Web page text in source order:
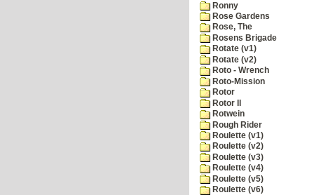
Ronny
Rose Gardens
Rose, The
Rosens Brigade
Rotate (v1)
Rotate (v2)
Roto - Wrench
Roto-Mission
Rotor
Rotor II
Rotwein
Rough Rider
Roulette (v1)
Roulette (v2)
Roulette (v3)
Roulette (v4)
Roulette (v5)
Roulette (v6)